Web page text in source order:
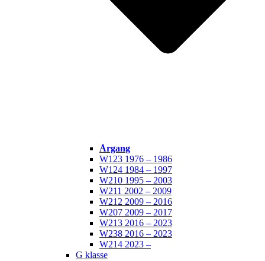
Årgang
W123 1976 – 1986
W124 1984 – 1997
W210 1995 – 2003
W211 2002 – 2009
W212 2009 – 2016
W207 2009 – 2017
W213 2016 – 2023
W238 2016 – 2023
W214 2023 –
G klasse